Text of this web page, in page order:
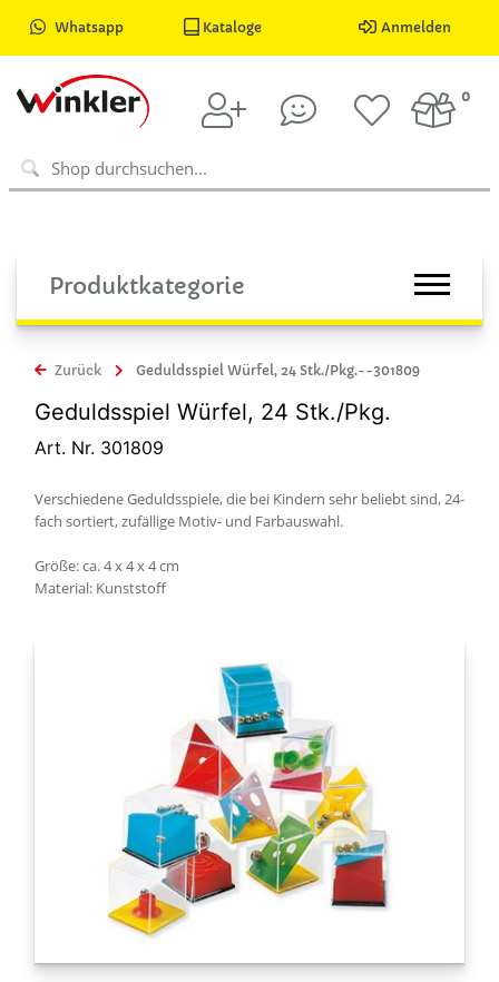
Whatsapp Kataloge Anmelden
0
Produktkategorie
Zurück Geduldsspiel Würfel, 24 Stk./Pkg.--301809
Geduldsspiel Würfel, 24 Stk./Pkg.
Art. Nr. 301809
Verschiedene Geduldsspiele, die bei Kindern sehr beliebt sind, 24-
fach sortiert, zufällige Motiv- und Farbauswahl.
Größe: ca. 4 x 4 x 4 cm